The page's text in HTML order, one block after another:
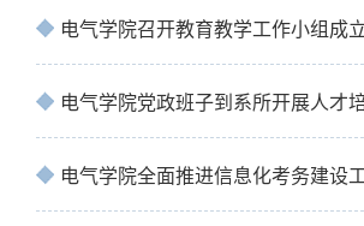
电气学院党政班子到系所开展人才
电气学院全面推进信息化考务建设